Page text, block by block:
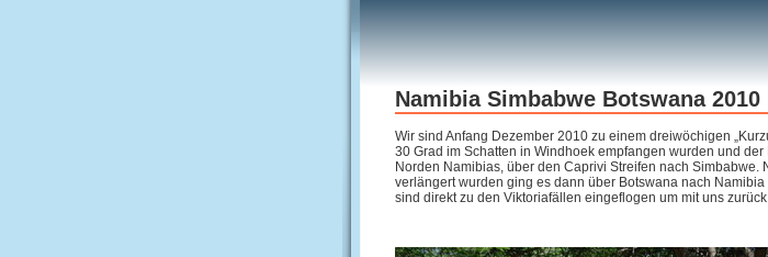
Namibia Simbabwe Botswana 2010
Wir sind Anfang Dezember 2010 zu einem dreiwöchigen
30 Grad im Schatten in Windhoek empfangen wurden und
Norden Namibias, über den Caprivi Streifen nach
verlängert wurden ging es dann über Botswana nach
sind direkt zu den Viktoriafällen eingeflogen um mit uns